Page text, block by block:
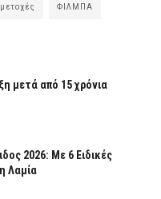
ΦΙΛΜΠΑ
μετά από 15 χρόνια
2026: Με 6 Ειδικές
Λαμία